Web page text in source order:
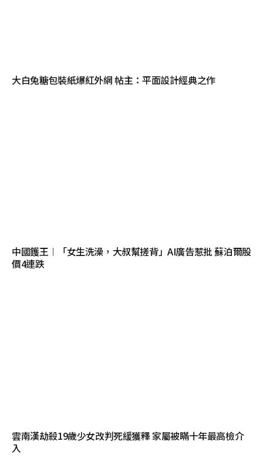
大白兔糖包裝紙爆紅外網 帖主：平面設計經典之作
中國鑊王︱「女生洗澡，大叔幫搓背」AI廣告惹批 蘇泊爾股
價4連跌
雲南漢劫殺19歲少女改判死緩獲釋 家屬被瞞十年最高檢介
入